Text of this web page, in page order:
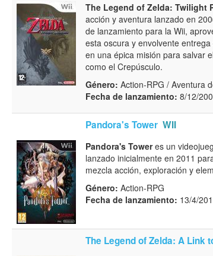
The Legend of Zelda: Twilight
acción y aventura lanzado en
de lanzamiento para la Wii,
esta oscura y envolvente
en una épica misión para salvar
como el Crepúsculo.
Género: Action-RPG / Aventura
Fecha de lanzamiento: 8/12/
Pandora's Tower WII
Pandora's Toweres un
lanzado inicialmente en 2011
mezcla acción, exploración y
Género: Action-RPG
Fecha de lanzamiento: 13/4/
The Legend of Zelda: A Link